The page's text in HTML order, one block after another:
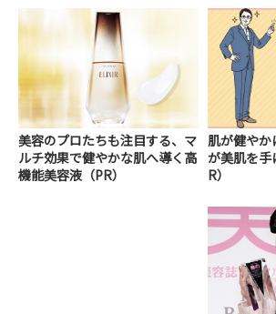
美容のプロたちも注目する、マ
ルチ効果で健やかな肌へ導く高
機能美容液（PR）
肌が健や
が美肌を手
R）